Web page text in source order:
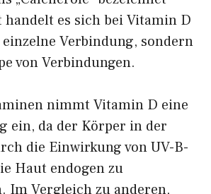
handelt es sich bei Vitamin D
Verbindung, sondern
von Verbindungen.
nimmt Vitamin D eine
ein, da der Körper in der
die Einwirkung von UV-B-
Haut endogen zu
Im Vergleich zu anderen,